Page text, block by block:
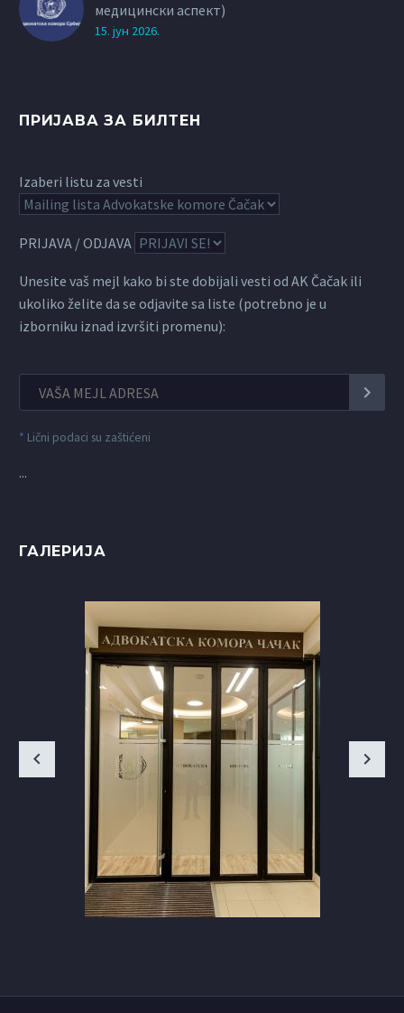
медицински аспект)
15. јун 2026.
ПРИЈАВА ЗА БИЛТЕН
Izaberi listu za vesti
PRIJAVA / ODJAVA
Unesite vaš mejl kako bi ste dobijali vesti od AK Čačak ili
ukoliko želite da se odjavite sa liste (potrebno je u
izborniku iznad izvršiti promenu):
* Lični podaci su zaštićeni
...
ГАЛЕРИЈА